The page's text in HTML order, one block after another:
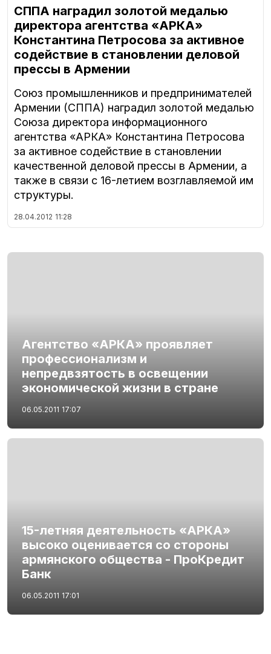
СППА наградил золотой медалью
директора агентства «АРКА»
Константина Петросова за активное
содействие в становлении деловой
прессы в Армении
Союз промышленников и предпринимателей
Армении (СППА) наградил золотой медалью
Союза директора информационного
агентства «АРКА» Константина Петросова
за активное содействие в становлении
качественной деловой прессы в Армении, а
также в связи с 16-летием возглавляемой им
структуры.
28.04.2012 11:28
Агентство «АРКА» проявляет
профессионализм и
непредвзятость в освещении
экономической жизни в стране
06.05.2011 17:07
15-летняя деятельность «АРКА»
высоко оценивается со стороны
армянского общества - ПроКредит
Банк
06.05.2011 17:01